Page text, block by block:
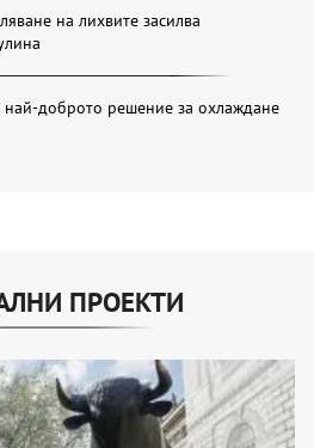
на лихвите засилва
най-доброто решение за охлаждане
ПРОЕКТИ